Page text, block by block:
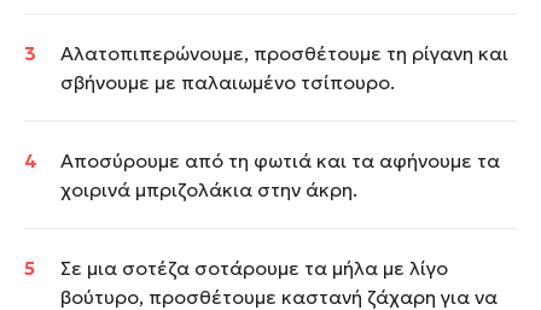
Αλατοπιπερώνουμε, προσθέτουμε τη ρίγανη και
σβήνουμε με παλαιωμένο τσίπουρο.
Αποσύρουμε από τη φωτιά και τα αφήνουμε τα
χοιρινά μπριζολάκια στην άκρη.
Σε μια σοτέζα σοτάρουμε τα μήλα με λίγο
βούτυρο, προσθέτουμε καστανή ζάχαρη για να